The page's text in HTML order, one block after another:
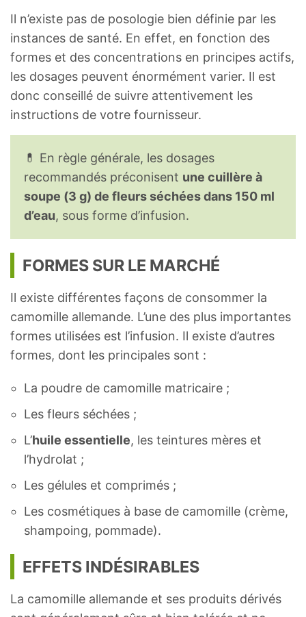
Il n’existe pas de posologie bien définie par les
instances de santé. En effet, en fonction des
formes et des concentrations en principes actifs,
les dosages peuvent énormément varier. Il est
donc conseillé de suivre attentivement les
instructions de votre fournisseur.
💊 En règle générale, les dosages
recommandés préconisent une cuillère à
soupe (3 g) de fleurs séchées dans 150 ml
d’eau, sous forme d’infusion.
FORMES SUR LE MARCHÉ
Il existe différentes façons de consommer la
camomille allemande. L’une des plus importantes
formes utilisées est l’infusion. Il existe d’autres
formes, dont les principales sont :
La poudre de camomille matricaire ;
Les fleurs séchées ;
L’huile essentielle, les teintures mères et
l’hydrolat ;
Les gélules et comprimés ;
Les cosmétiques à base de camomille (crème,
shampoing, pommade).
EFFETS INDÉSIRABLES
La camomille allemande et ses produits dérivés